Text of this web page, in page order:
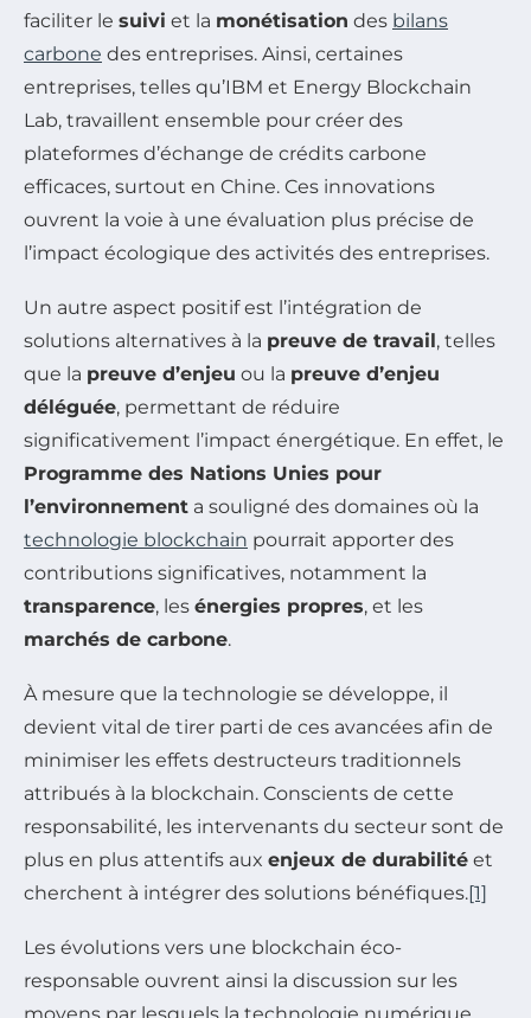
faciliter le suivi et la monétisation des bilans
carbone des entreprises. Ainsi, certaines
entreprises, telles qu’IBM et Energy Blockchain
Lab, travaillent ensemble pour créer des
plateformes d’échange de crédits carbone
efficaces, surtout en Chine. Ces innovations
ouvrent la voie à une évaluation plus précise de
l’impact écologique des activités des entreprises.
Un autre aspect positif est l’intégration de
solutions alternatives à la preuve de travail, telles
que la preuve d’enjeu ou la preuve d’enjeu
déléguée, permettant de réduire
significativement l’impact énergétique. En effet, le
Programme des Nations Unies pour
l’environnement a souligné des domaines où la
technologie blockchain pourrait apporter des
contributions significatives, notamment la
transparence, les énergies propres, et les
marchés de carbone.
À mesure que la technologie se développe, il
devient vital de tirer parti de ces avancées afin de
minimiser les effets destructeurs traditionnels
attribués à la blockchain. Conscients de cette
responsabilité, les intervenants du secteur sont de
plus en plus attentifs aux enjeux de durabilité et
cherchent à intégrer des solutions bénéfiques.[1]
Les évolutions vers une blockchain éco-
responsable ouvrent ainsi la discussion sur les
moyens par lesquels la technologie numérique